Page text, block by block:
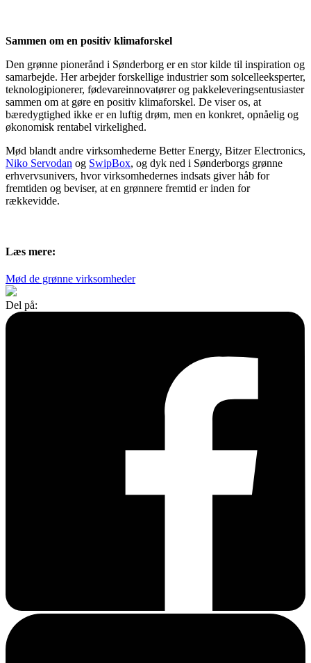
Sammen om en positiv klimaforskel
Den grønne pionerånd i Sønderborg er en stor kilde til inspiration og
samarbejde. Her arbejder forskellige industrier som solcelleeksperter,
teknologipionerer, fødevareinnovatører og pakkeleveringsentusiaster
sammen om at gøre en positiv klimaforskel. De viser os, at
bæredygtighed ikke er en luftig drøm, men en konkret, opnåelig og
økonomisk rentabel virkelighed.
Mød blandt andre virksomhederne Better Energy, Bitzer Electronics,
Niko Servodan og SwipBox, og dyk ned i Sønderborgs grønne
erhvervsunivers, hvor virksomhedernes indsats giver håb for
fremtiden og beviser, at en grønnere fremtid er inden for
rækkevidde.
Læs mere:
Mød de grønne virksomheder
Del på: